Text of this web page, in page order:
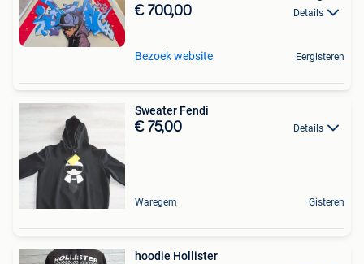
€ 700,00 Details
Bezoek website Eergisteren
Sweater Fendi
€ 75,00 Details
Waregem Gisteren
hoodie Hollister